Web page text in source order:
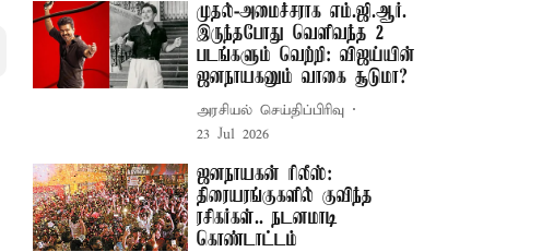
முதல்-அமைச்சராக எம்.ஜி.ஆர்.
இருந்தபோது வெளிவந்த 2
படங்களும் வெற்றி: விஜய்யின்
ஜனநாயகனும் வாகை சூடுமா?
அரசியல் செய்திப்பிரிவு
23 Jul 2026
ஜனநாயகன் ரிலீஸ்:
திரையரங்குகளில் குவிந்த
ரசிகர்கள்.. நடனமாடி
கொண்டாட்டம்